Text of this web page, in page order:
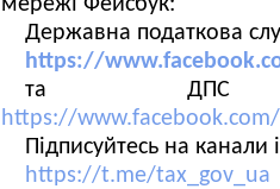
мережі Фейсбук:
Державна податкова
https://
та ДПС у
https://
Підписуйтесь на
https://t.me/tax_gov_ua